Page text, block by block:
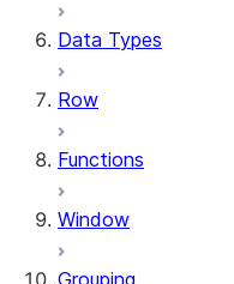
Data Types
Row
Functions
Window
Grouping